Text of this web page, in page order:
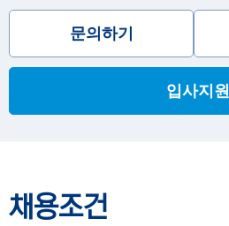
입사지원
문의하기
채용조건